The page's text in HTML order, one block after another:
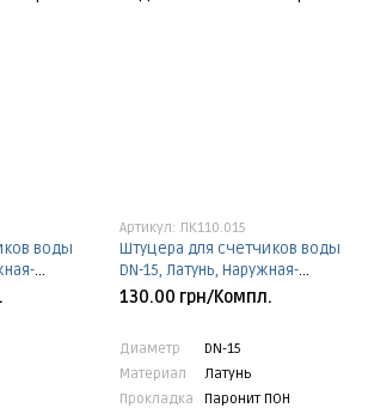
воды
DN-40,
Артикул: ЛК110.015
Штуцера для счетчиков воды
DN-15, Латунь, Наружная-
внутренняя резьба НВР, DN-15,
130.00 грн/Компл.
Диаметр
DN-15
Материал
Латунь
Прокладка
Паронит ПОН